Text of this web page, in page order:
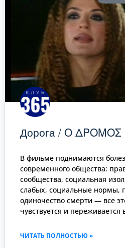
Дорога / Ο ΔΡΟΜΟΣ
В фильме поднимаются
современного общества:
сообщества, социальная
слабых, социальные нормы,
одиночество смерти — все
чувствуется и
ЧИТАТЬ ПОЛНОСТЬЮ »